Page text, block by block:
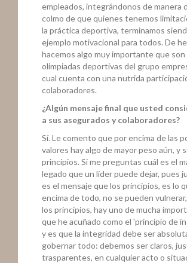
empleados, integrándonos de manera
colmo de que quienes tenemos
la práctica deportiva, terminamos
ejemplo motivacional para todos. De
hacemos algo muy importante que son
olimpiadas deportivas del grupo
cual cuenta con una nutrida
colaboradores.
¿Algún mensaje final que usted
a sus asegurados y colaboradores?
Sí. Le comento que por encima de las
valores hay algo de mayor peso aún, y
principios. Si me preguntas cuál es el
legado que un líder puede dejar, pues
es el mensaje que los principios, es lo
encima de todo, no se pueden
los principios, hay uno de mucha
que he acuñado como el 'principio de
y es que la integridad debe ser
gobernar todo: debemos ser claros,
trasparentes, en cualquier acto o